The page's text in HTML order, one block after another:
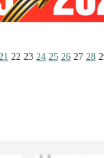
21 22 23 24 25 26 27 28